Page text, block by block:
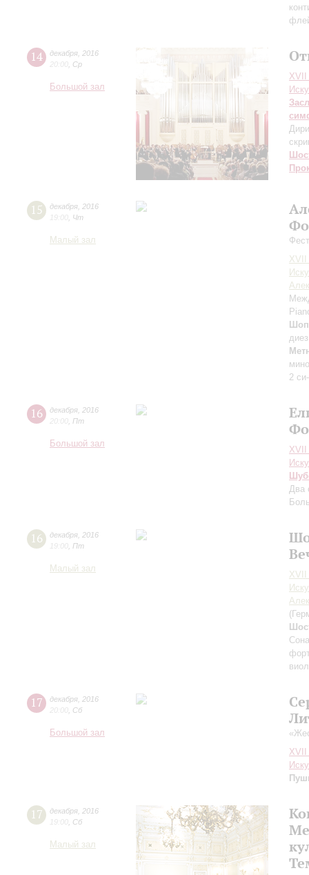
14 декабря 2016
20:00 Ср
Большой зал
15 декабря 2016
19:00 Чт
Малый зал
2
16 декабря 2016
20:00 Пт
Большой зал
Два
16 декабря 2016
19:00 Пт
Малый зал
17 декабря 2016
20:00 Сб
Большой зал
17 декабря 2016
19:00 Сб
Малый зал